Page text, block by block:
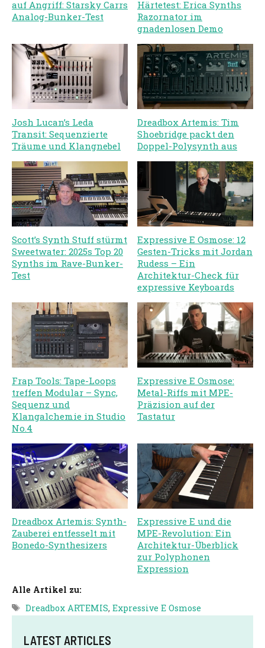
auf Angriff: Starsky Carrs
Analog-Bunker-Test
Härtetest: Erica Synths
Razornator im
gnadenlosen Demo
Josh Lucan’s Leda
Transit: Sequenzierte
Träume und Klangnebel
Dreadbox Artemis: Tim
Shoebridge packt den
Doppel-Polysynth aus
Scott’s Synth Stuff stürmt
Sweetwater: 2025s Top 20
Synths im Rave-Bunker-
Test
Expressive E Osmose: 12
Gesten-Tricks mit Jordan
Rudess – Ein
Architektur-Check für
expressive Keyboards
Frap Tools: Tape-Loops
treffen Modular – Sync,
Sequenz und
Klangalchemie in Studio
No.4
Expressive E Osmose:
Metal-Riffs mit MPE-
Präzision auf der
Tastatur
Dreadbox Artemis: Synth-
Zauberei entfesselt mit
Bonedo-Synthesizers
Expressive E und die
MPE-Revolution: Ein
Architektur-Überblick
zur Polyphonen
Expression
Alle Artikel zu:
Tags
Dreadbox ARTEMIS,Expressive E Osmose
LATEST ARTICLES